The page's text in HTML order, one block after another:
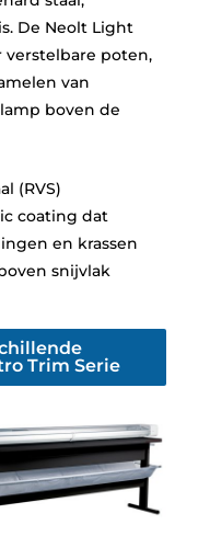
De Neolt Light
verstelbare poten,
van
boven de
(RVS)
coating dat
en krassen
snijvlak
Trim Serie